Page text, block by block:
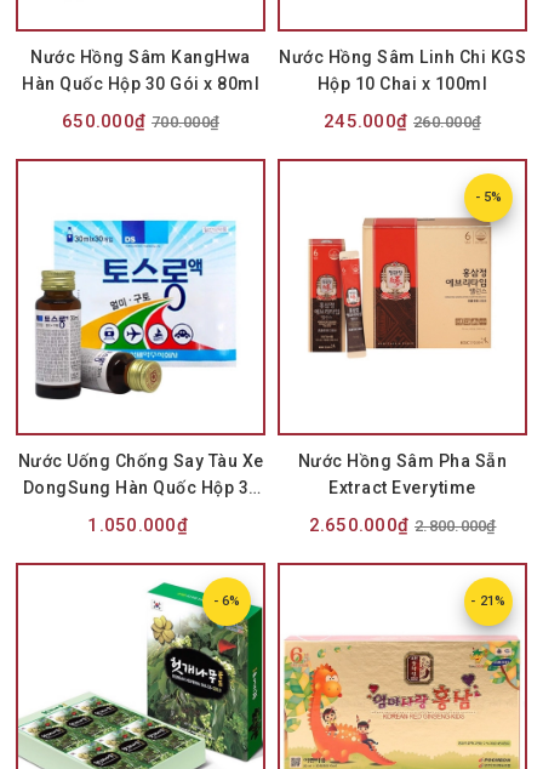
Nước Hồng Sâm KangHwa
Hàn Quốc Hộp 30 Gói x 80ml
650.000₫ 700.000₫
Nước Hồng Sâm Linh Chi KGS
Hộp 10 Chai x 100ml
245.000₫ 260.000₫
Nước Uống Chống Say Tàu Xe
DongSung Hàn Quốc Hộp 30
Chai x 30ml
1.050.000₫
- 5%
Nước Hồng Sâm Pha Sẵn
Extract Everytime
2.650.000₫ 2.800.000₫
- 6% - 21%